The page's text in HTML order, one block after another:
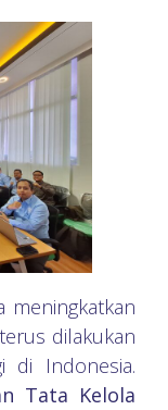
meningkatkan
dilakukan
di Indonesia.
Tata Kelola